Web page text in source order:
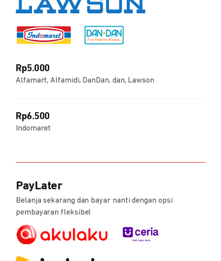
Rp5.000
Alfamart, Alfamidi, DanDan, dan, Lawson
Rp6.500
Indomaret
PayLater
Belanja sekarang dan bayar nanti dengan opsi
pembayaran fleksibel